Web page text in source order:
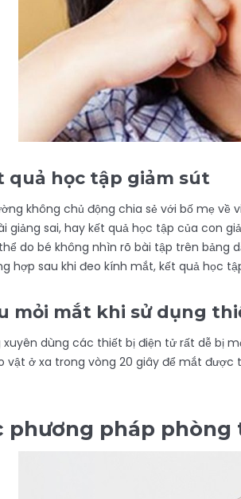
quả học tập giảm sút
không chủ động chia sẻ với bố mẹ
giảng sai, hay kết quả học tập của con
do bé không nhìn rõ bài tập trên bảng
hợp sau khi đeo kính mắt, kết quả học
mỏi mắt khi sử dụng
xuyên dùng các thiết bị điện tử rất dễ bị
vật ở xa trong vòng 20 giây để mắt
phương pháp